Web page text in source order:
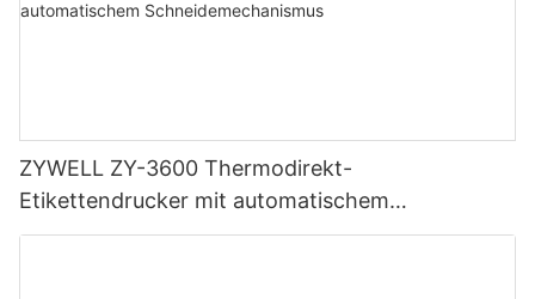
ZYWELL ZY-3600 Thermodirekt-
Etikettendrucker mit automatischem
Schneidemechanismus